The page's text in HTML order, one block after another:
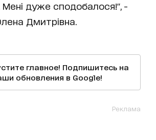
дуже сподобалося!", -
Дмитрівна.
главное! Подпишитесь на
обновления в Google!
Реклама